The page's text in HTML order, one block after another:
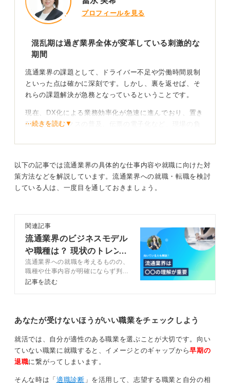
プロフィールを見る
混乱期は過ぎ業界全体が変革している刺激的な
期間
流通業界の課題として、ドライバー不足や労働時間規制
といった点は確かに深刻です。しかし、裏を返せば、そ
れらの課題解決が急務となっているということです。
現在、DX化による業務効率化が急速に進んでおり、置き
配や宅配ボックスの普及、伝票の電子化など、現場の負
しろい時期だといえます。
業界を変える気概を持てる人・変化を楽しめる人に
課題が明確であるからこそ、そこに貢献できるやりがい
も大きいはずです。自身が業界を変えていくという気概
を持って挑戦するには、非常に良いタイミングだと思い
ます。
そもそも民間企業で働くということは、常に新たな問題
と向き合うということです。その変化を楽しめる人にと
0
⋯続きを読む▼
以下の記事では流通業界の具体的な仕事内容や就職に向けた対
策方法などを解説しています。流通業界への就職・転職を検討
している人は、一度目を通しておきましょう。
関連記事
流通業界のビジネスモデル
や職種は？ 現状のトレン
ドついても解説
流通業界への就職を考えるものの、
職種や仕事内容が明確にならず判断
に悩む人もいるのではないでしょう
深めて、志望するかを検討しましょ
う。
記事を読む
あなたが受けないほうがいい職業をチェックしよう
就活では、自分が適性のある職業を選ぶことが大切です。向い
ていない職業に就職すると、イメージとのギャップから早期の
退職に繋がってしまいます。
そんな時は「 適職診断 」を活用して、志望する職業と自分の相